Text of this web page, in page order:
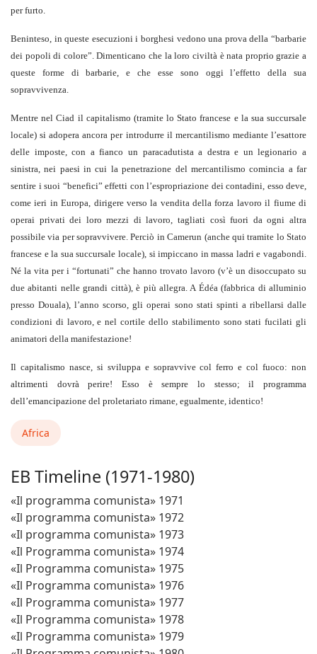
per furto.
Beninteso, in queste esecuzioni i borghesi vedono una prova della “barbarie
dei popoli di colore”. Dimenticano che la loro civiltà è nata proprio grazie a
queste forme di barbarie, e che esse sono oggi l’effetto della sua
sopravvivenza.
Mentre nel Ciad il capitalismo (tramite lo Stato francese e la sua succursale
locale) si adopera ancora per introdurre il mercantilismo mediante l’esattore
delle imposte, con a fianco un paracadutista a destra e un legionario a
sinistra, nei paesi in cui la penetrazione del mercantilismo comincia a far
sentire i suoi “benefici” effetti con l’espropriazione dei contadini, esso deve,
come ieri in Europa, dirigere verso la vendita della forza lavoro il fiume di
operai privati dei loro mezzi di lavoro, tagliati così fuori da ogni altra
possibile via per sopravvivere. Perciò in Camerun (anche qui tramite lo Stato
francese e la sua succursale locale), si impiccano in massa ladri e vagabondi.
Né la vita per i “fortunati” che hanno trovato lavoro (v’è un disoccupato su
due abitanti nelle grandi città), è più allegra. A Édéa (fabbrica di alluminio
presso Douala), l’anno scorso, gli operai sono stati spinti a ribellarsi dalle
condizioni di lavoro, e nel cortile dello stabilimento sono stati fucilati gli
animatori della manifestazione!
Il capitalismo nasce, si sviluppa e sopravvive col ferro e col fuoco: non
altrimenti dovrà perire! Esso è sempre lo stesso; il programma
dell’emancipazione del proletariato rimane, egualmente, identico!
Africa
EB Timeline (1971-1980)
«Il programma comunista» 1971
«Il programma comunista» 1972
«Il programma comunista» 1973
«Il Programma comunista» 1974
«Il Programma comunista» 1975
«Il Programma comunista» 1976
«Il Programma comunista» 1977
«Il Programma comunista» 1978
«Il Programma comunista» 1979